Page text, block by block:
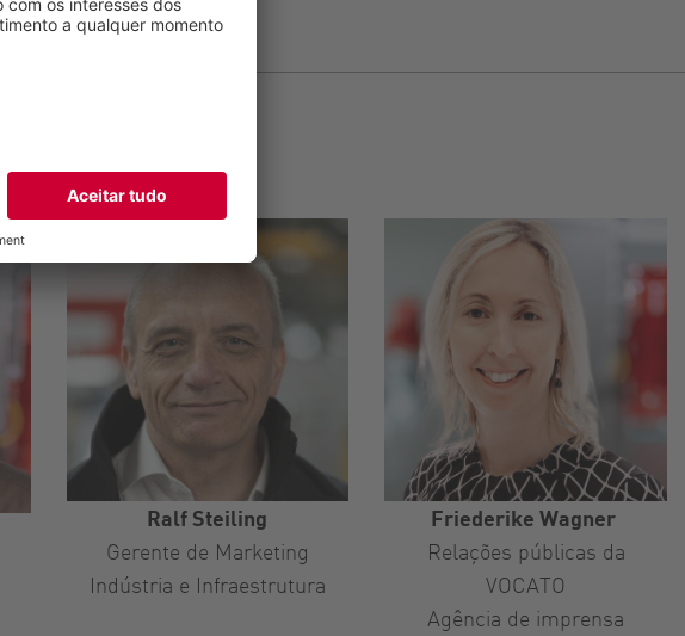
Ralf Steiling
Gerente de Marketing
Indústria e Infraestrutura
Friederike Wagner
Relações públicas da
VOCATO
Agência de imprensa